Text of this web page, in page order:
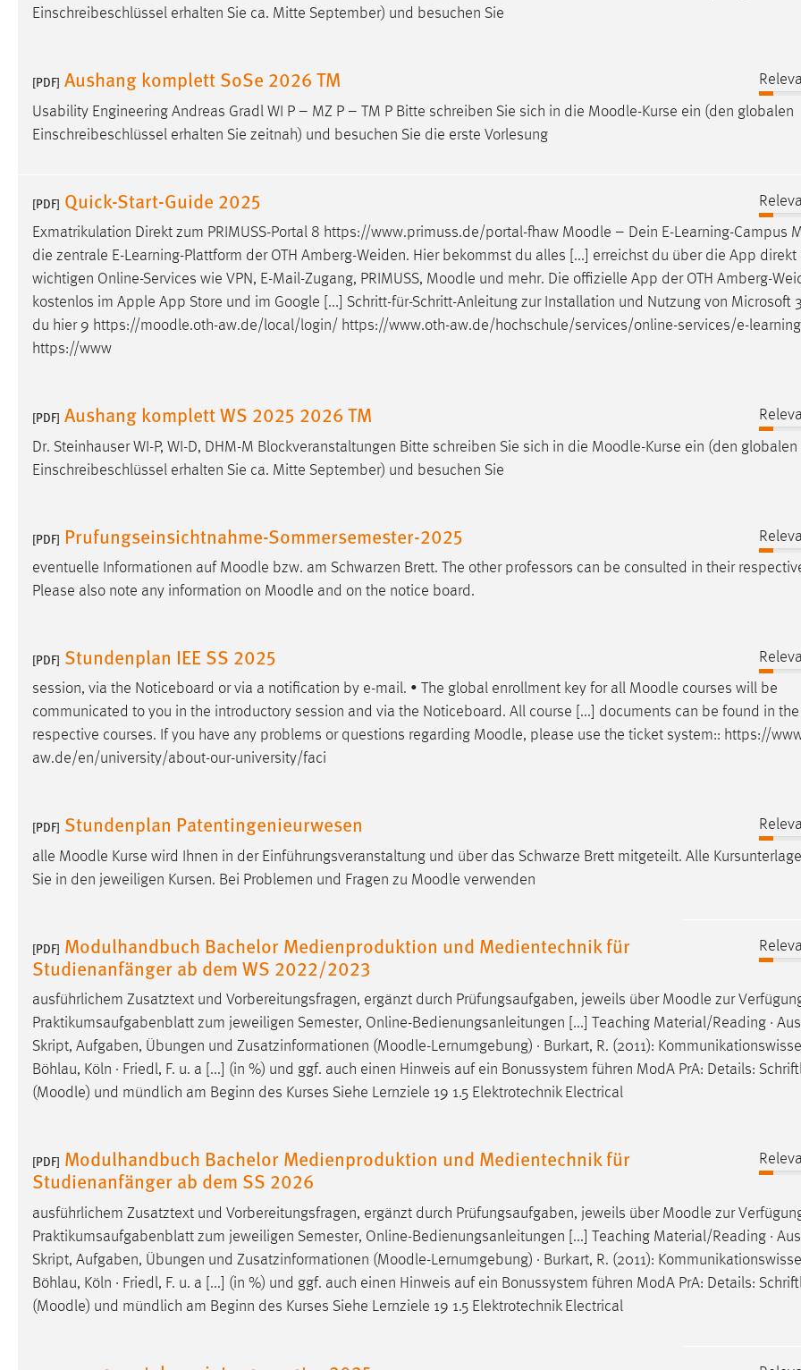
Einschreibeschlüssel erhalten Sie ca. Mitte September) und besuchen Sie
[PDF] Aushang komplett SoSe 2026 TM
Usability Engineering Andreas Gradl WI P – MZ P – TM P Bitte schreiben Sie sich in die Moodle-Kurse ein (den globalen
Einschreibeschlüssel erhalten Sie zeitnah) und besuchen Sie die erste Vorlesung
[PDF] Quick-Start-Guide 2025
Exmatrikulation Direkt zum PRIMUSS-Portal 8 https://www.primuss.de/portal-fhaw Moodle – Dein E-Learning-Campus
die zentrale E-Learning-Plattform der OTH Amberg-Weiden. Hier bekommst du alles [...] erreichst du über die App direkt
wichtigen Online-Services wie VPN, E-Mail-Zugang, PRIMUSS, Moodle und mehr. Die offizielle App der OTH Amberg-
kostenlos im Apple App Store und im Google [...] Schritt-für-Schritt-Anleitung zur Installation und Nutzung von Microsoft
du hier 9 https://moodle.oth-aw.de/local/login/ https://www.oth-aw.de/hochschule/services/online-services/e-
https://www
[PDF] Aushang komplett WS 2025 2026 TM
Dr. Steinhauser WI-P, WI-D, DHM-M Blockveranstaltungen Bitte schreiben Sie sich in die Moodle-Kurse ein (den globalen
Einschreibeschlüssel erhalten Sie ca. Mitte September) und besuchen Sie
[PDF] Prufungseinsichtnahme-Sommersemester-2025
eventuelle Informationen auf Moodle bzw. am Schwarzen Brett. The other professors can be consulted in their
Please also note any information on Moodle and on the notice board.
[PDF] Stundenplan IEE SS 2025
session, via the Noticeboard or via a notification by e-mail. • The global enrollment key for all Moodle courses will be
communicated to you in the introductory session and via the Noticeboard. All course [...] documents can be found in the
respective courses. If you have any problems or questions regarding Moodle, please use the ticket system:: https://
aw.de/en/university/about-our-university/faci
[PDF] Stundenplan Patentingenieurwesen
alle Moodle Kurse wird Ihnen in der Einführungsveranstaltung und über das Schwarze Brett mitgeteilt. Alle
Sie in den jeweiligen Kursen. Bei Problemen und Fragen zu Moodle verwenden
[PDF] Modulhandbuch Bachelor Medienproduktion und Medientechnik für
Studienanfänger ab dem WS 2022/2023
ausführlichem Zusatztext und Vorbereitungsfragen, ergänzt durch Prüfungsaufgaben, jeweils über Moodle zur
Praktikumsaufgabenblatt zum jeweiligen Semester, Online-Bedienungsanleitungen [...] Teaching Material/Reading ·
Skript, Aufgaben, Übungen und Zusatzinformationen (Moodle-Lernumgebung) · Burkart, R. (2011):
Böhlau, Köln · Friedl, F. u. a [...] (in %) und ggf. auch einen Hinweis auf ein Bonussystem führen ModA PrA: Details:
(Moodle) und mündlich am Beginn des Kurses Siehe Lernziele 19 1.5 Elektrotechnik Electrical
[PDF] Modulhandbuch Bachelor Medienproduktion und Medientechnik für
Studienanfänger ab dem SS 2026
ausführlichem Zusatztext und Vorbereitungsfragen, ergänzt durch Prüfungsaufgaben, jeweils über Moodle zur
Praktikumsaufgabenblatt zum jeweiligen Semester, Online-Bedienungsanleitungen [...] Teaching Material/Reading ·
Skript, Aufgaben, Übungen und Zusatzinformationen (Moodle-Lernumgebung) · Burkart, R. (2011):
Böhlau, Köln · Friedl, F. u. a [...] (in %) und ggf. auch einen Hinweis auf ein Bonussystem führen ModA PrA: Details:
(Moodle) und mündlich am Beginn des Kurses Siehe Lernziele 19 1.5 Elektrotechnik Electrical
Marketing Cookies werden von Drittanbietern
hinweg verfolgen.
Google Ads
Cookie Laufzeit: 3 Monate
Facebook Pixel
Name:
Zweck: Conversion-Tracking
Cookie Laufzeit: 3 Monate
Um Inhalte von Videoplattformen und Social Media
Plattformen anzeigen zu können, werden von diesen
externen Medien Cookies gesetzt.
Vimeo